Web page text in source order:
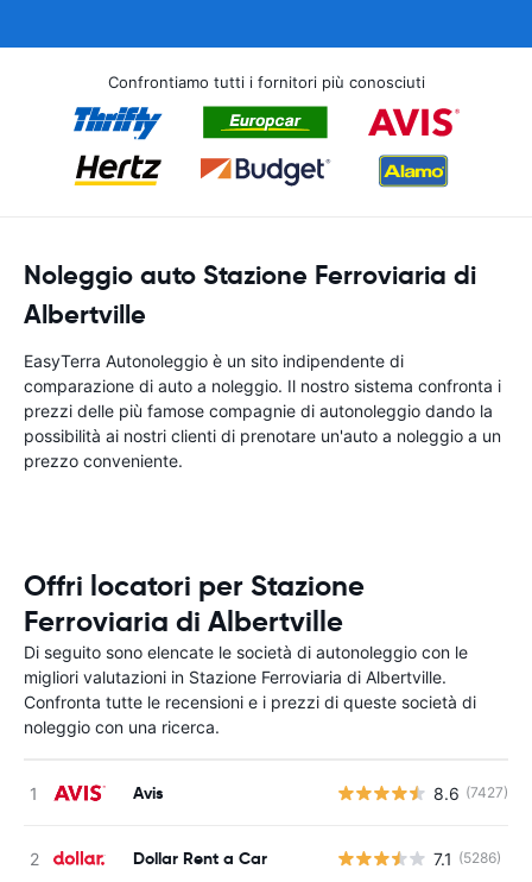
Confrontiamo tutti i fornitori più conosciuti
Noleggio auto Stazione Ferroviaria di
Albertville
EasyTerra Autonoleggio è un sito indipendente di
comparazione di auto a noleggio. Il nostro sistema confronta i
prezzi delle più famose compagnie di autonoleggio dando la
possibilità ai nostri clienti di prenotare un'auto a noleggio a un
prezzo conveniente.
Offri locatori per Stazione
Ferroviaria di Albertville
Di seguito sono elencate le società di autonoleggio con le
migliori valutazioni in Stazione Ferroviaria di Albertville.
Confronta tutte le recensioni e i prezzi di queste società di
noleggio con una ricerca.
Avis 8.6 (7427)
Dollar Rent a Car 7.1 (5286)